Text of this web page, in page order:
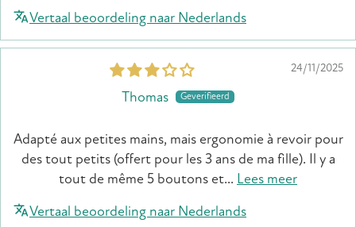
Vertaal beoordeling naar Nederlands
24/11/2025
Thomas
Adapté aux petites mains, mais ergonomie à revoir pour
des tout petits (offert pour les 3 ans de ma fille). Il y a
tout de même 5 boutons et... Lees meer
Vertaal beoordeling naar Nederlands